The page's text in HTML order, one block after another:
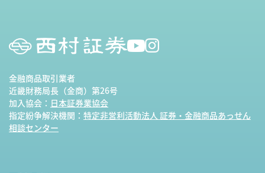
金融商品取引業者
近畿財務局長（金商）第26号
加入協会： 日本証券業協会
指定紛争解決機関： 特定非営利活動法人 証券・金融商品あっせん
相談センター